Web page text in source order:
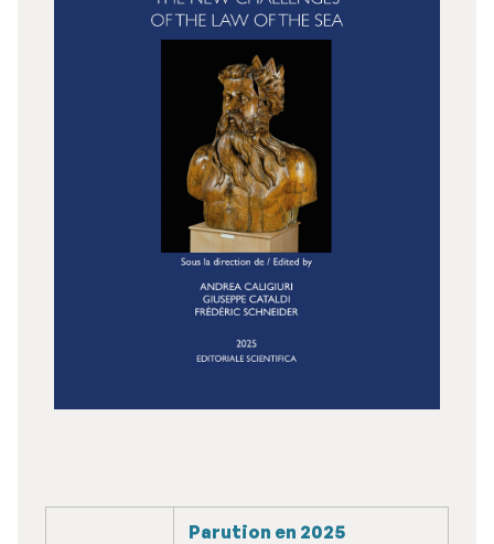
Parution en 2025